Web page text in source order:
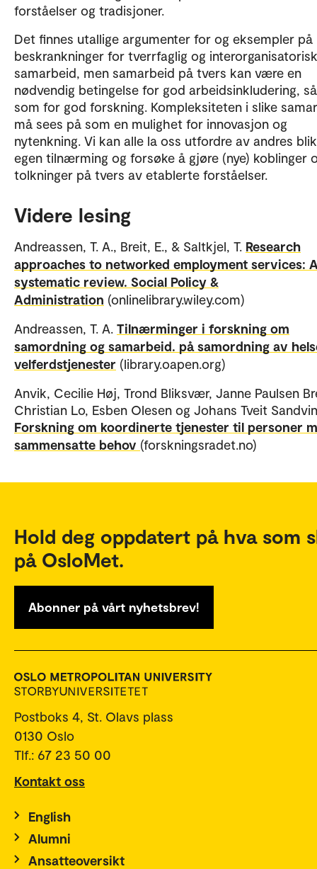
forståelser og tradisjoner.
Det finnes utallige argumenter for og eksempler på
beskrankninger for tverrfaglig og interorganisatorisk
samarbeid, men samarbeid på tvers kan være en
nødvendig betingelse for god arbeidsinkludering,
som for god forskning. Kompleksiteten i slike
må sees på som en mulighet for innovasjon og
nytenkning. Vi kan alle la oss utfordre av andres
egen tilnærming og forsøke å gjøre (nye) koblinger
tolkninger på tvers av etablerte forståelser.
Videre lesing
Andreassen, T. A., Breit, E., & Saltkjel, T. Research
approaches to networked employment services:
systematic review. Social Policy &
Administration (onlinelibrary.wiley.com)
Andreassen, T. A. Tilnærminger i forskning om
samordning og samarbeid. på samordning av
velferdstjenester (library.oapen.org)
Anvik, Cecilie Høj, Trond Bliksvær, Janne Paulsen
Christian Lo, Esben Olesen og Johans Tveit
Forskning om koordinerte tjenester til personer
sammensatte behov (forskningsradet.no)
Hold deg oppdatert på hva som
på OsloMet.
Abonner på vårt nyhetsbrev!
Postboks 4, St. Olavs plass
0130 Oslo
Tlf.: 67 23 50 00
Kontakt oss
English
Alumni
Ansatteoversikt